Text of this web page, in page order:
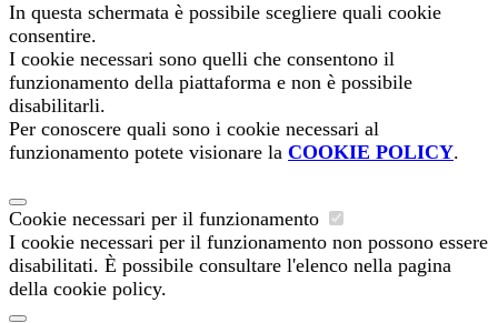
In questa schermata è possibile scegliere quali cookie
consentire.
I cookie necessari sono quelli che consentono il
funzionamento della piattaforma e non è possibile
disabilitarli.
Per conoscere quali sono i cookie necessari al
funzionamento potete visionare la COOKIE POLICY.
Cookie necessari per il funzionamento
I cookie necessari per il funzionamento non possono essere
disabilitati. È possibile consultare l'elenco nella pagina
della cookie policy.